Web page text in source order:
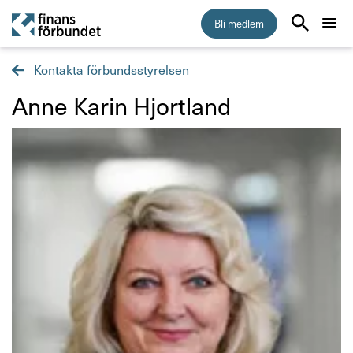
Bli medlem
Medlemskap
Råd & stöd
Om Finansförbundet
Kontakta oss
Organisation och uppdrag
Så hanterar vi dina personuppgifter
Kontakta förbundsstyrelsen
Anne Karin Hjort­land